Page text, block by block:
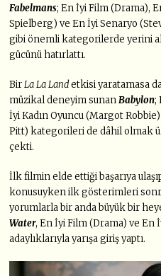
Fabelmans; En İyi Film (Drama),
Spielberg) ve En İyi Senaryo
gibi önemli kategorilerde yerini
gücünü hatırlattı.
BirLa La Landetkisi yaratamasa
müzikal deneyim sunanBabylon;
İyi Kadın Oyuncu (Margot
Pitt) kategorileri de dâhil olmak
çekti.
İlk filmin elde ettiği başarıya
konusuyken ilk gösterimleri
yorumlarla bir anda büyük bir
Water, En İyi Film (Drama) ve En
adaylıklarıyla yarışa giriş yaptı.